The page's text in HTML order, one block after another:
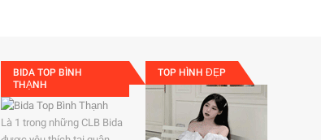
BIDA TOP BÌNH
THẠNH
Là 1 trong những CLB Bida
TOP HÌNH ĐẸP